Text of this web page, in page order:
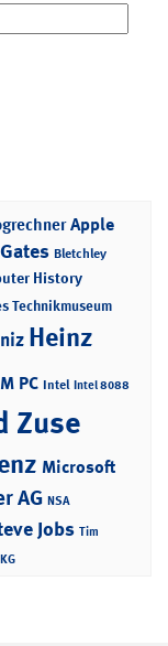
Apple
Bletchley
History
Technikmuseum
Heinz
PC Intel Intel 8088
Zuse
Microsoft
AG NSA
Jobs Tim